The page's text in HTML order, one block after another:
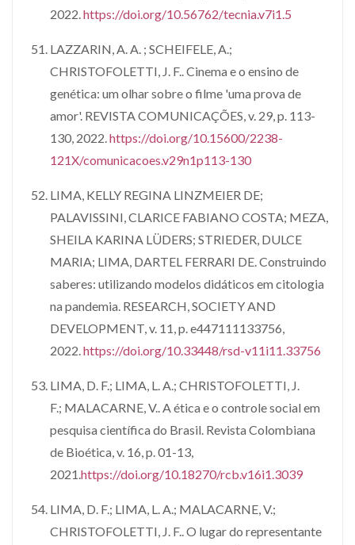
2022.https://doi.org/10.56762/tecnia.v7i1.5
LAZZARIN, A. A. ; SCHEIFELE, A.;
CHRISTOFOLETTI, J. F.. Cinema e o ensino de
genética: um olhar sobre o filme 'uma prova de
amor'. REVISTA COMUNICAÇÕES, v. 29, p. 113-
130, 2022.https://doi.org/10.15600/2238-
121X/comunicacoes.v29n1p113-130
LIMA, KELLY REGINA LINZMEIER DE;
PALAVISSINI, CLARICE FABIANO COSTA; MEZA,
SHEILA KARINA LÜDERS; STRIEDER, DULCE
MARIA; LIMA, DARTEL FERRARI DE. Construindo
saberes: utilizando modelos didáticos em citologia
na pandemia. RESEARCH, SOCIETY AND
DEVELOPMENT, v. 11, p. e447111133756,
2022.https://doi.org/10.33448/rsd-v11i11.33756
LIMA, D. F.; LIMA, L. A.; CHRISTOFOLETTI, J.
F.; MALACARNE, V.. A ética e o controle social em
pesquisa científica do Brasil. Revista Colombiana
de Bioética, v. 16, p. 01-13,
2021.https://doi.org/10.18270/rcb.v16i1.3039
LIMA, D. F.; LIMA, L. A.; MALACARNE, V.;
CHRISTOFOLETTI, J. F.. O lugar do representante